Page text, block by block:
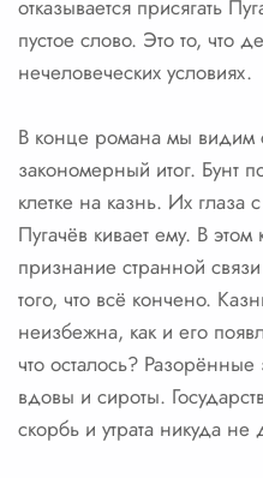
отказывается присягать
пустое слово. Это то, что
нечеловеческих условиях.
В конце романа мы видим
закономерный итог. Бунт
клетке на казнь. Их глаза
Пугачёв кивает ему. В
признание странной
того, что всё кончено.
неизбежна, как и его
что осталось?
вдовы и сироты.
скорбь и утрата никуда не